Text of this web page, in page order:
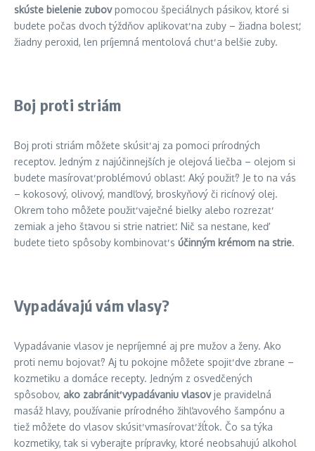
skúste bielenie zubovpomocou špeciálnych pásikov, ktoré si
budete počas dvoch týždňov aplikovať na zuby – žiadna bolesť,
žiadny peroxid, len príjemná mentolová chuť a belšie zuby.
Boj proti striám
Boj proti striám môžete skúsiť aj za pomoci prírodných
receptov. Jedným z najúčinnejších je olejová liečba – olejom si
budete masírovať problémovú oblasť. Aký použiť? Je to na vás
– kokosový, olivový, mandľový, broskyňový či ricínový olej.
Okrem toho môžete použiť vaječné bielky alebo rozrezať
zemiak a jeho šťavou si strie natrieť. Nič sa nestane, keď
budete tieto spôsoby kombinovať s účinným krémom na strie.
Vypadávajú vám vlasy?
Vypadávanie vlasov je nepríjemné aj pre mužov a ženy. Ako
proti nemu bojovať? Aj tu pokojne môžete spojiť dve zbrane –
kozmetiku a domáce recepty. Jedným z osvedčených
spôsobov, ako zabrániť vypadávaniu vlasovje pravidelná
masáž hlavy, používanie prírodného žihľavového šampónu a
tiež môžete do vlasov skúsiť vmasírovať žĺtok. Čo sa týka
kozmetiky, tak si vyberajte prípravky, ktoré neobsahujú alkohol